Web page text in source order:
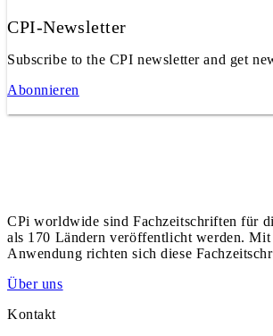
CPI-Newsletter
Subscribe to the CPI newsletter and get
Abonnieren
CPi worldwide sind Fachzeitschriften für
als 170 Ländern veröffentlicht werden.
Anwendung richten sich diese
Über uns
Kontakt